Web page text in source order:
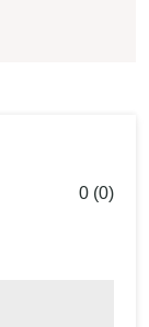
0 (0)